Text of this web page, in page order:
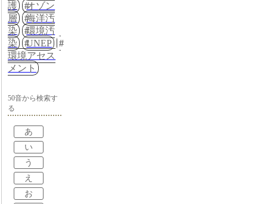
護
オゾン
層
海洋汚
染
環境汚
染
UNEP
環境アセス
メント
50音から検索す
る
あ
い
う
え
お